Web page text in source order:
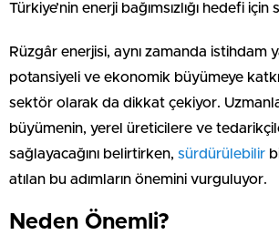
Türkiye’nin enerji bağımsızlığı hedefi
Rüzgâr enerjisi, aynı zamanda istihdam
potansiyeli ve ekonomik büyümeye
sektör olarak da dikkat çekiyor.
büyümenin, yerel üreticilere ve
sağlayacağını belirtirken, sürdürülebilir
atılan bu adımların önemini vurguluyor.
Neden Önemli?